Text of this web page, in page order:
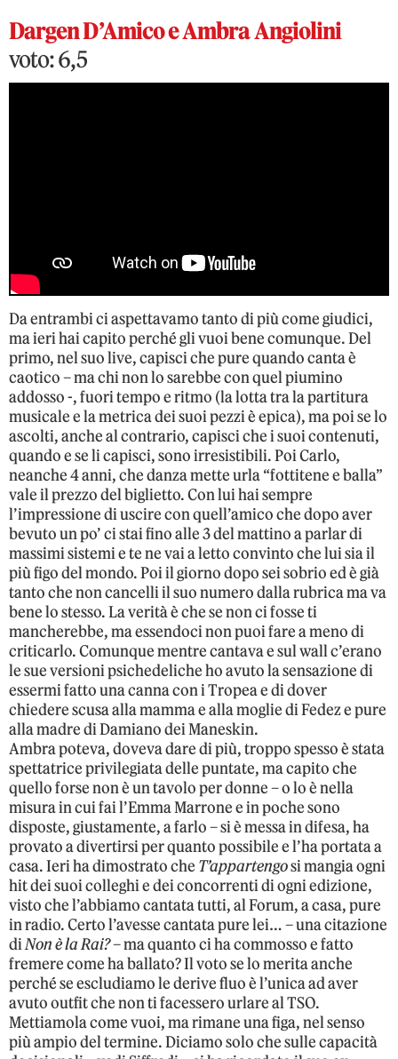
Dargen D’Amico e Ambra Angiolini
voto: 6,5
Da entrambi ci aspettavamo tanto di più come giudici,
ma ieri hai capito perché gli vuoi bene comunque. Del
primo, nel suo live, capisci che pure quando canta è
caotico – ma chi non lo sarebbe con quel piumino
addosso -, fuori tempo e ritmo (la lotta tra la partitura
musicale e la metrica dei suoi pezzi è epica), ma poi se lo
ascolti, anche al contrario, capisci che i suoi contenuti,
quando e se li capisci, sono irresistibili. Poi Carlo,
neanche 4 anni, che danza mette urla “fottitene e balla”
vale il prezzo del biglietto. Con lui hai sempre
l’impressione di uscire con quell’amico che dopo aver
bevuto un po’ ci stai fino alle 3 del mattino a parlar di
massimi sistemi e te ne vai a letto convinto che lui sia il
più figo del mondo. Poi il giorno dopo sei sobrio ed è già
tanto che non cancelli il suo numero dalla rubrica ma va
bene lo stesso. La verità è che se non ci fosse ti
mancherebbe, ma essendoci non puoi fare a meno di
criticarlo. Comunque mentre cantava e sul wall c’erano
le sue versioni psichedeliche ho avuto la sensazione di
essermi fatto una canna con i Tropea e di dover
chiedere scusa alla mamma e alla moglie di Fedez e pure
alla madre di Damiano dei Maneskin.
Ambra poteva, doveva dare di più, troppo spesso è stata
spettatrice privilegiata delle puntate, ma capito che
quello forse non è un tavolo per donne – o lo è nella
misura in cui fai l’Emma Marrone e in poche sono
disposte, giustamente, a farlo – si è messa in difesa, ha
provato a divertirsi per quanto possibile e l’ha portata a
casa. Ieri ha dimostrato che T’appartengosi mangia ogni
hit dei suoi colleghi e dei concorrenti di ogni edizione,
visto che l’abbiamo cantata tutti, al Forum, a casa, pure
in radio. Certo l’avesse cantata pure lei… – una citazione
diNon è la Rai?– ma quanto ci ha commosso e fatto
fremere come ha ballato? Il voto se lo merita anche
perché se escludiamo le derive fluo è l’unica ad aver
avuto outfit che non ti facessero urlare al TSO.
Mettiamola come vuoi, ma rimane una figa, nel senso
più ampio del termine. Diciamo solo che sulle capacità